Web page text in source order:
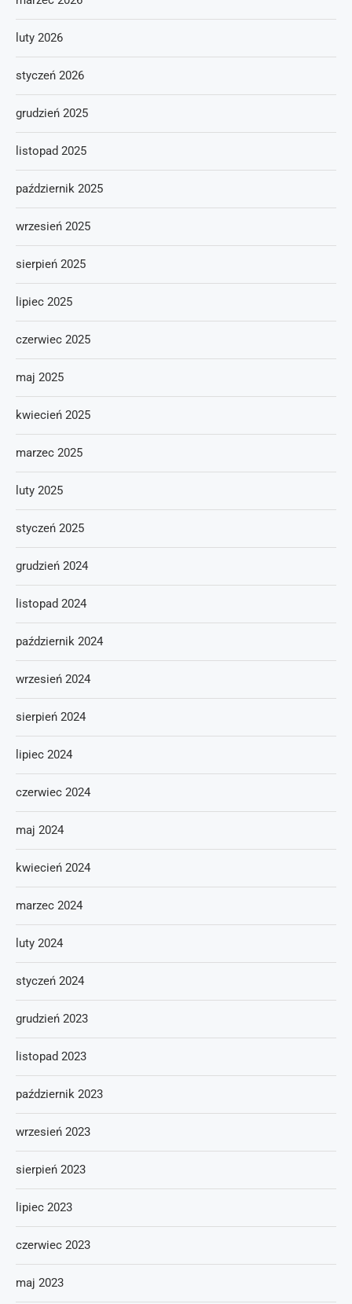
luty 2026
styczeń 2026
grudzień 2025
listopad 2025
październik 2025
wrzesień 2025
sierpień 2025
lipiec 2025
czerwiec 2025
maj 2025
kwiecień 2025
marzec 2025
luty 2025
styczeń 2025
grudzień 2024
listopad 2024
październik 2024
wrzesień 2024
sierpień 2024
lipiec 2024
czerwiec 2024
maj 2024
kwiecień 2024
marzec 2024
luty 2024
styczeń 2024
grudzień 2023
listopad 2023
październik 2023
wrzesień 2023
sierpień 2023
lipiec 2023
czerwiec 2023
maj 2023